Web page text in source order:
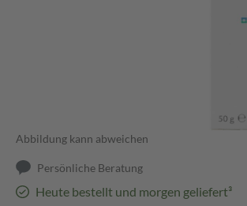
Abbildung kann abweichen
Persönliche Beratung
Heute bestellt und morgen geliefert³